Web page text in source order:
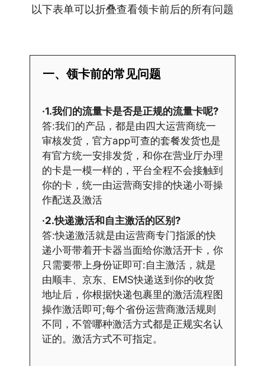
以下表单可以折叠查看领卡前后的所有问题
一、领卡前的常见问题
·1.我们的流量卡是否是正规的流量卡呢?
答:我们的产品，都是由四大运营商统一
审核发货，官方app可查的套餐发货也是
有官方统一安排发货，和你在营业厅办理
的卡是一模一样的，平台全程不会接触到
你的卡，统一由运营商安排的快递小哥操
作配送及激活
·2.快递激活和自主激活的区别?
答:快递激活就是由运营商专门指派的快
递小哥带着开卡器当面给你激活开卡，你
只需要带上身份证即可:自主激活，就是
由顺丰、京东、EMS快递送到你的收货
地址后，你根据快递包裹里的激活流程图
操作激活即可;每个省份运营商激活规则
不同，不管哪种激活方式都是正规实名认
证的。激活方式不可指定。